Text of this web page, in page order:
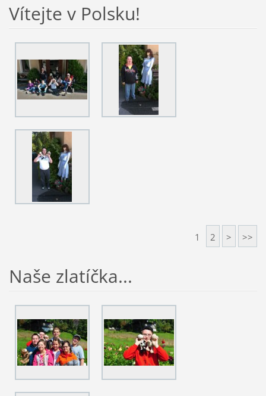
Vítejte v Polsku!
1 2 > >>
Naše zlatíčka...